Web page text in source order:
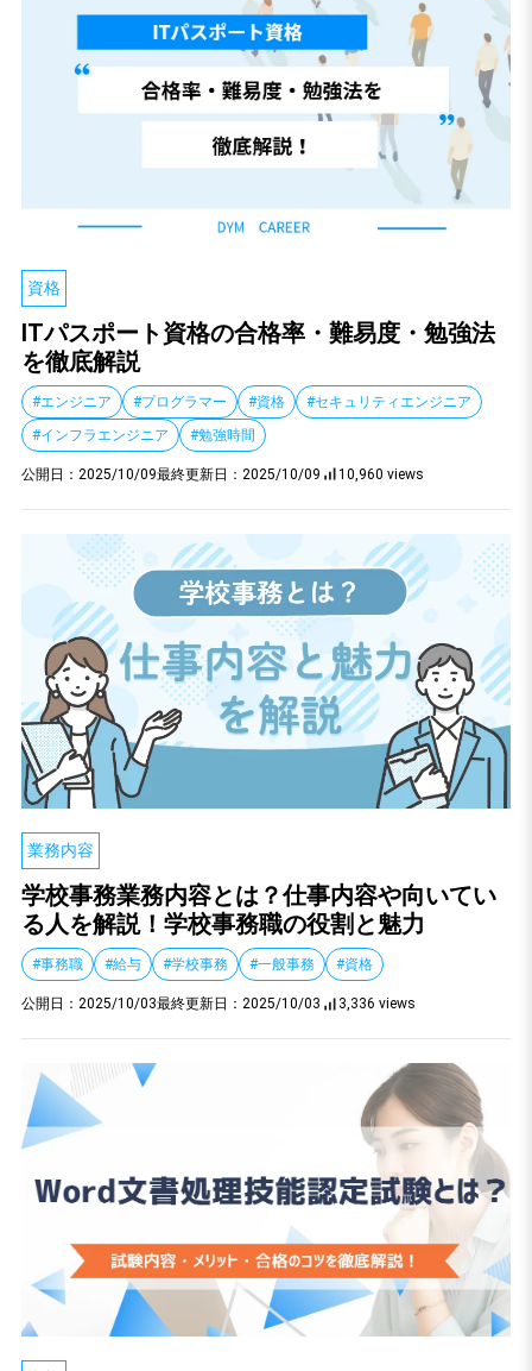
資格
ITパスポート資格の合格率・難易度・勉強法
を徹底解説
#エンジニア #プログラマー #資格
#セキュリティエンジニア
#インフラエンジニア
#勉強時間
公開日： 2025/10/09最終更新日： 2025/10/09 10,960 views
業務内容
学校事務業務内容とは？仕事内容や向いてい
る人を解説！学校事務職の役割と魅力
#事務職 #給与 #学校事務 #一般事務 #資格
公開日： 2025/10/03最終更新日： 2025/10/03 3,336 views